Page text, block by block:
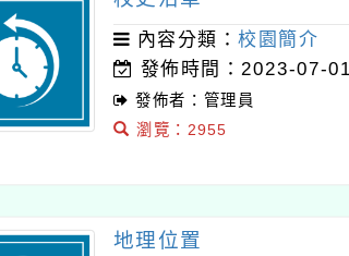
內容分類：校園簡介
發佈時間：2023-07-
發佈者：管理員
瀏覽：2955
地理位置